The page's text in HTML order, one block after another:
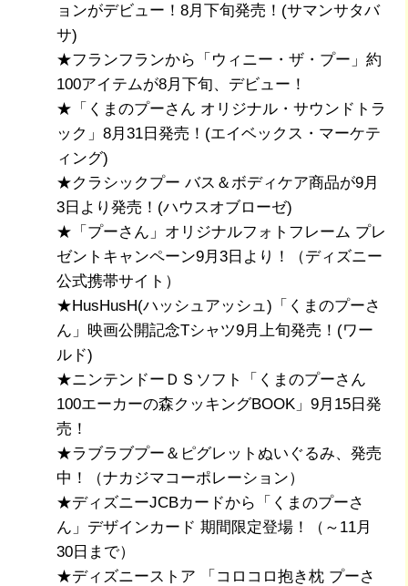
ョンがデビュー！8月下旬発売！(サマンサタバ
サ)
★フランフランから「ウィニー・ザ・プー」約
100アイテムが8月下旬、デビュー！
★「くまのプーさん オリジナル・サウンドトラ
ック」8月31日発売！(エイベックス・マーケテ
ィング)
★クラシックプー バス＆ボディケア商品が9月
3日より発売！(ハウスオブローゼ)
★「プーさん」オリジナルフォトフレーム プレ
ゼントキャンペーン9月3日より！（ディズニー
公式携帯サイト）
★HusHusH(ハッシュアッシュ)「くまのプーさ
ん」映画公開記念Tシャツ9月上旬発売！(ワー
ルド)
★ニンテンドーＤＳソフト「くまのプーさん
100エーカーの森クッキングBOOK」9月15日発
売！
★ラブラブプー＆ピグレットぬいぐるみ、発売
中！（ナカジマコーポレーション）
★ディズニーJCBカードから「くまのプーさ
ん」デザインカード 期間限定登場！（～11月
30日まで）
★ディズニーストア 「コロコロ抱き枕 プーさ